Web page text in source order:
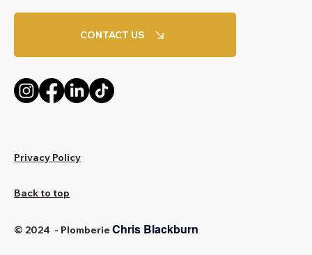
CONTACT US
Privacy Policy
Back to top
© 2024 - Plomberie Chris Blackburn